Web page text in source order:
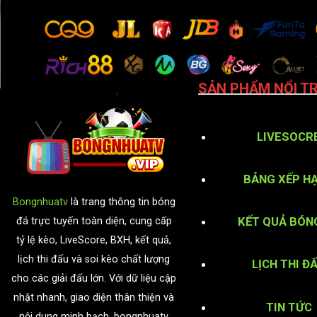
Bongnhuatvlà trang thông tin bóng
đá trực tuyến toàn diện, cung cấp
tỷ lệ kèo, LiveScore, BXH, kết quả,
lịch thi đấu và soi kèo chất lượng
cho các giải đấu lớn. Với dữ liệu cập
nhật nhanh, giao diện thân thiện và
SẢN PHẨM NỔI
BẢNG XẾP
KẾT QUẢ
LỊCH THI
TIN TỨC